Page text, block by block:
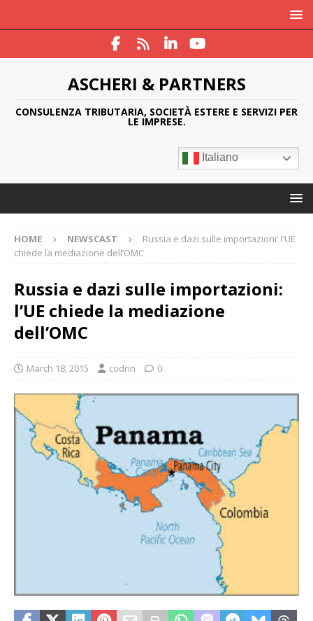
ASCHERI & PARTNERS
CONSULENZA TRIBUTARIA, SOCIETÀ ESTERE E SERVIZI PER
LE IMPRESE.
Italiano
HOME NEWSCAST
Russia e dazi sulle importazioni: l’UE
chiede la mediazione dell’OMC
Russia e dazi sulle importazioni:
l’UE chiede la mediazione
dell’OMC
March 18, 2015 codrin 0